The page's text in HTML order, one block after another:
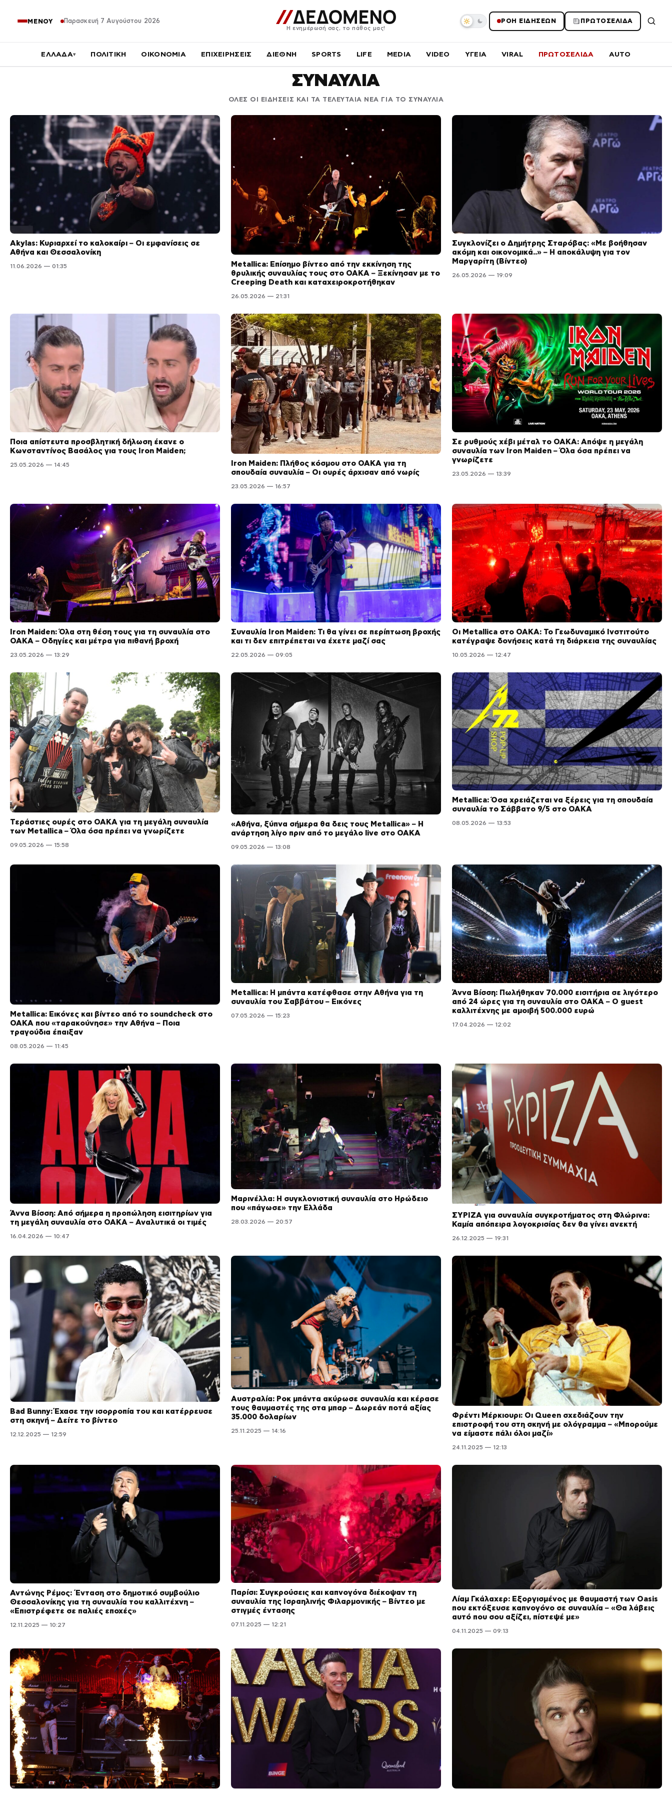
ΜΕΝΟΥ Παρασκευή 7 Αυγούστου 2026
Η ενημέρωσή σας, το πάθος μας!
ΡΟΗ ΕΙΔΗΣΕΩΝ ΠΡΩΤΟΣΕΛΙΔΑ
ΕΛΛΑΔΑ▾ ΠΟΛΙΤΙΚΗ ΟΙΚΟΝΟΜΙΑ ΕΠΙΧΕΙΡΗΣΕΙΣ ΔΙΕΘΝΗ SPORTS LIFE MEDIA VIDEO ΥΓΕΙΑ VIRAL ΠΡΩΤΟΣΕΛΙΔΑ AUTO
ΣΥΝΑΥΛΙΑ
ΟΛΕΣ ΟΙ ΕΙΔΗΣΕΙΣ ΚΑΙ ΤΑ ΤΕΛΕΥΤΑΙΑ ΝΕΑ ΓΙΑ ΤΟ ΣΥΝΑΥΛΙΑ
Akylas: Κυριαρχεί το καλοκαίρι – Οι εμφανίσεις σε
Αθήνα και Θεσσαλονίκη
11.06.2026 — 01:35
Metallica: Επίσημο βίντεο από την εκκίνηση της
θρυλικής συναυλίας τους στο ΟΑΚΑ – Ξεκίνησαν με το
Creeping Death και καταχειροκροτήθηκαν
26.05.2026 — 21:31
Συγκλονίζει ο Δημήτρης Σταρόβας: «Με βοήθησαν
ακόμη και οικονομικά..» – Η αποκάλυψη για τον
Μαργαρίτη (Βίντεο)
26.05.2026 — 19:09
Ποια απίστευτα προσβλητική δήλωση έκανε ο
Κωνσταντίνος Βασάλος για τους Iron Maiden;
25.05.2026 — 14:45
Iron Maiden: Πλήθος κόσμου στο ΟΑΚΑ για τη
σπουδαία συναυλία – Οι ουρές άρχισαν από νωρίς
23.05.2026 — 16:57
Σε ρυθμούς χέβι μέταλ το ΟΑΚΑ: Απόψε η μεγάλη
συναυλία των Iron Maiden – Όλα όσα πρέπει να
γνωρίζετε
23.05.2026 — 13:39
Iron Maiden: Όλα στη θέση τους για τη συναυλία στο
ΟΑΚΑ – Οδηγίες και μέτρα για πιθανή βροχή
23.05.2026 — 13:29
Συναυλία Iron Maiden: Τι θα γίνει σε περίπτωση βροχής
και τι δεν επιτρέπεται να έχετε μαζί σας
22.05.2026 — 09:05
Οι Metallica στο ΟΑΚΑ: Το Γεωδυναμικό Ινστιτούτο
κατέγραψε δονήσεις κατά τη διάρκεια της συναυλίας
10.05.2026 — 12:47
Τεράστιες ουρές στο ΟΑΚΑ για τη μεγάλη συναυλία
των Metallica – Όλα όσα πρέπει να γνωρίζετε
09.05.2026 — 15:58
«Αθήνα, ξύπνα σήμερα θα δεις τους Metallica» – Η
ανάρτηση λίγο πριν από το μεγάλο live στο ΟΑΚΑ
09.05.2026 — 13:08
Metallica: Όσα χρειάζεται να ξέρεις για τη σπουδαία
συναυλία το Σάββατο 9/5 στο ΟΑΚΑ
08.05.2026 — 13:53
Metallica: Εικόνες και βίντεο από το soundcheck στο
ΟΑΚΑ που «ταρακούνησε» την Αθήνα – Ποια
τραγούδια έπαιξαν
08.05.2026 — 11:45
Metallica: Η μπάντα κατέφθασε στην Αθήνα για τη
συναυλία του Σαββάτου – Εικόνες
07.05.2026 — 15:23
Άννα Βίσση: Πωλήθηκαν 70.000 εισιτήρια σε λιγότερο
από 24 ώρες για τη συναυλία στο ΟΑΚΑ – Ο guest
καλλιτέχνης με αμοιβή 500.000 ευρώ
17.04.2026 — 12:02
Άννα Βίσση: Από σήμερα η προπώληση εισιτηρίων για
τη μεγάλη συναυλία στο ΟΑΚΑ – Αναλυτικά οι τιμές
16.04.2026 — 10:47
Μαρινέλλα: Η συγκλονιστική συναυλία στο Ηρώδειο
που «πάγωσε» την Ελλάδα
28.03.2026 — 20:57
ΣΥΡΙΖΑ για συναυλία συγκροτήματος στη Φλώρινα:
Καμία απόπειρα λογοκρισίας δεν θα γίνει ανεκτή
26.12.2025 — 19:31
Bad Bunny: Έχασε την ισορροπία του και κατέρρευσε
στη σκηνή – Δείτε το βίντεο
12.12.2025 — 12:59
Αυστραλία: Ροκ μπάντα ακύρωσε συναυλία και κέρασε
τους θαυμαστές της στα μπαρ – Δωρεάν ποτά αξίας
35.000 δολαρίων
25.11.2025 — 14:16
Φρέντι Μέρκιουρι: Οι Queen σχεδιάζουν την
επιστροφή του στη σκηνή με ολόγραμμα – «Μπορούμε
να είμαστε πάλι όλοι μαζί»
24.11.2025 — 12:13
Αντώνης Ρέμος: Ένταση στο δημοτικό συμβούλιο
Θεσσαλονίκης για τη συναυλία του καλλιτέχνη –
«Επιστρέφετε σε παλιές εποχές»
12.11.2025 — 10:27
Παρίσι: Συγκρούσεις και καπνογόνα διέκοψαν τη
συναυλία της Ισραηλινής Φιλαρμονικής – Βίντεο με
στιγμές έντασης
07.11.2025 — 12:21
Λίαμ Γκάλαχερ: Εξοργισμένος με θαυμαστή των Oasis
που εκτόξευσε καπνογόνο σε συναυλία – «Θα λάβεις
αυτό που σου αξίζει, πίστεψέ με»
04.11.2025 — 09:13